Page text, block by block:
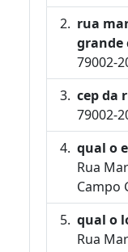
rua
grande
79002-
cep da
79002-
qual o
Rua
Campo
qual o
Rua